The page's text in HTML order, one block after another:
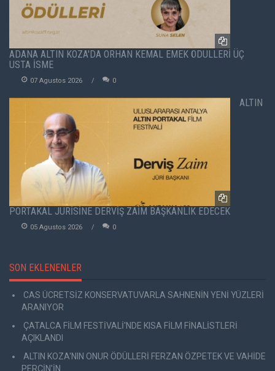
ADANA ALTIN KOZA'DA ORHAN KEMAL EMEK ÖDÜLLERİ ÜÇ
USTA İSME
07 Agustos 2026 0
ALTIN
PORTAKAL JÜRİSİNE DERVİŞ ZAİM BAŞKANLIK EDECEK
05 Agustos 2026 0
SON EKLENENLER
CAS ÜCRETSİZ KONSERVATUVARLA SAHNENİN YENİ YÜZLERİ
ARANIYOR
ÇATALCA FİLM FESTİVALİ'NDE KISA FİLM FİNALİSTLERİ
AÇIKLANDI
ALTIN KOZA'NIN ONUR ÖDÜLLERİ FERZAN ÖZPETEK VE VAHİDE
PERÇİN'İN